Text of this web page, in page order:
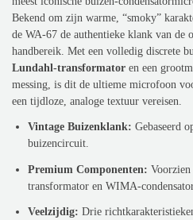
Bekend om zijn warme, “smoky”
de WA-67 de authentieke klank van
handbereik. Met een volledig discrete
Lundahl-transformator en een
messing, is dit de ultieme microfoon
een tijdloze, analoge textuur vereisen.
Vintage Buizenklank: Gebaseerd
buizencircuit.
Premium Componenten:
transformator en WIMA-
Veelzijdig: Drie